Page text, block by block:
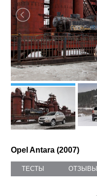
Opel Antara (2007)
ТЕСТЫ ОТЗЫВЫ